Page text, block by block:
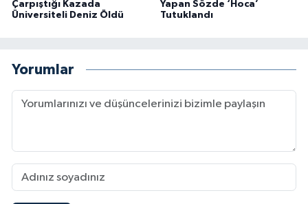
Çarpıştığı Kazada
Üniversiteli Deniz Öldü
Yapan Sözde ‘Hoca’
Tutuklandı
Yorumlar